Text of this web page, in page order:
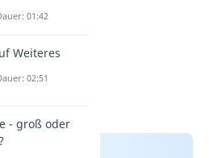
01:42
Weiteres
02:51
- groß oder